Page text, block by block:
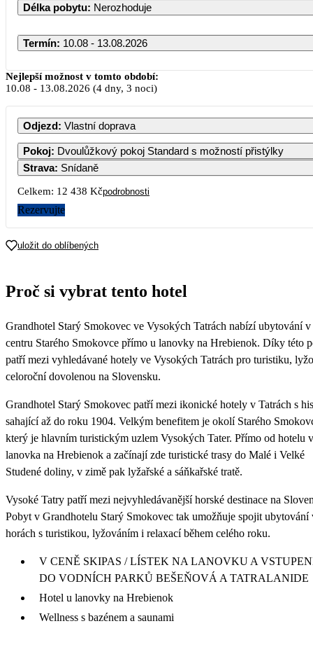
Délka pobytu: Nerozhoduje
Termín: 10.08 - 13.08.2026
Srpen 2026
PO ÚT ST ČT PÁ SO NE
1 2
3 4 5 6 7 8 9
6 219 4 149 4 149 4 149 4 149 4 149 4 149
17
24 25 26 27
31
4 039
Nejlepší možnost v tomto období:
10.08 - 13.08.2026 (4 dny, 3 noci)
Odjezd: Vlastní doprava
Pokoj: Dvoulůžkový pokoj Standard s možností přistýlky
Strava: Snídaně
Celkem: 12 438 Kčpodrobnosti
Rezervujte
uložit do oblíbených
Proč si vybrat tento hotel
Grandhotel Starý Smokovec ve Vysokých Tatrách nabízí ubytování v
centru Starého Smokovce přímo u lanovky na Hrebienok. Díky této
patří mezi vyhledávané hotely ve Vysokých Tatrách pro turistiku,
celoroční dovolenou na Slovensku.
Grandhotel Starý Smokovec patří mezi ikonické hotely v Tatrách s
sahající až do roku 1904. Velkým benefitem je okolí Starého
který je hlavním turistickým uzlem Vysokých Tater. Přímo od hotelu
lanovka na Hrebienok a začínají zde turistické trasy do Malé i Velké
Studené doliny, v zimě pak lyžařské a sáňkařské tratě.
Vysoké Tatry patří mezi nejvyhledávanější horské destinace na
Pobyt v Grandhotelu Starý Smokovec tak umožňuje spojit ubytování
horách s turistikou, lyžováním i relaxací během celého roku.
V CENĚ SKIPAS / LÍSTEK NA LANOVKU A
DO VODNÍCH PARKŮ BEŠEŇOVÁ A TATRALANIDE
Hotel u lanovky na Hrebienok
Wellness s bazénem a saunami